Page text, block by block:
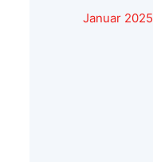
Januar 2025